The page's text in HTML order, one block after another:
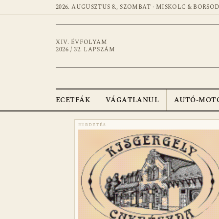
2026. AUGUSZTUS 8., SZOMBAT · MISKOLC & BORSOD
XIV. ÉVFOLYAM
2026 / 32. LAPSZÁM
ECETFÁK VÁGATLANUL AUTÓ-
HIRDETÉS